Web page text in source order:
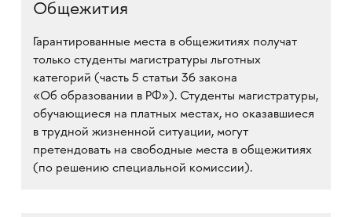
Общежития
Гарантированные места в общежитиях получат
только студенты магистратуры льготных
категорий (часть 5 статьи 36 закона
«Об образовании в РФ»). Студенты магистратуры,
обучающиеся на платных местах, но оказавшиеся
в трудной жизненной ситуации, могут
претендовать на свободные места в общежитиях
(по решению специальной комиссии).